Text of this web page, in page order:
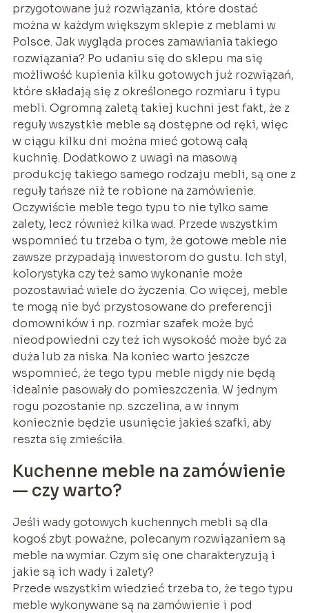
przygotowane już rozwiązania, które dostać
można w każdym większym sklepie z meblami w
Polsce. Jak wygląda proces zamawiania takiego
rozwiązania? Po udaniu się do sklepu ma się
możliwość kupienia kilku gotowych już rozwiązań,
które składają się z określonego rozmiaru i typu
mebli. Ogromną zaletą takiej kuchni jest fakt, że z
reguły wszystkie meble są dostępne od ręki, więc
w ciągu kilku dni można mieć gotową całą
kuchnię. Dodatkowo z uwagi na masową
produkcję takiego samego rodzaju mebli, są one z
reguły tańsze niż te robione na zamówienie.
Oczywiście meble tego typu to nie tylko same
zalety, lecz również kilka wad. Przede wszystkim
wspomnieć tu trzeba o tym, że gotowe meble nie
zawsze przypadają inwestorom do gustu. Ich styl,
kolorystyka czy też samo wykonanie może
pozostawiać wiele do życzenia. Co więcej, meble
te mogą nie być przystosowane do preferencji
domowników i np. rozmiar szafek może być
nieodpowiedni czy też ich wysokość może być za
duża lub za niska. Na koniec warto jeszcze
wspomnieć, że tego typu meble nigdy nie będą
idealnie pasowały do pomieszczenia. W jednym
rogu pozostanie np. szczelina, a w innym
koniecznie będzie usunięcie jakieś szafki, aby
reszta się zmieściła.
Kuchenne meble na zamówienie
— czy warto?
Jeśli wady gotowych kuchennych mebli są dla
kogoś zbyt poważne, polecanym rozwiązaniem są
meble na wymiar. Czym się one charakteryzują i
jakie są ich wady i zalety?
Przede wszystkim wiedzieć trzeba to, że tego typu
meble wykonywane są na zamówienie i pod